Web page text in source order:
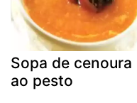
Sopa de cenoura
ao pesto